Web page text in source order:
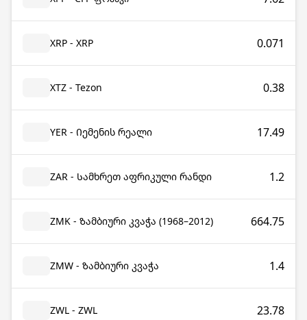
XRP - XRP 0.071
XTZ - Tezon 0.38
YER - Იემენის რეალი 17.49
ZAR - Სამხრეთ აფრიკული რანდი 1.2
ZMK - Ზამბიური კვაჭა (1968–2012) 664.75
ZMW - Ზამბიური კვაჭა 1.4
ZWL - ZWL 23.78